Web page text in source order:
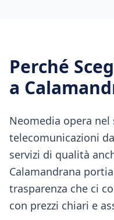
Perché
a
Neomedia opera
telecomunicazioni
servizi di qualità
Calamandrana
trasparenza che ci
con prezzi chiari e